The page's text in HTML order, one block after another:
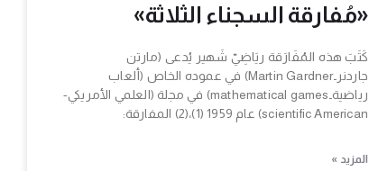
«مُفارقة السجناء الثلاثة»
كَتَبَ هذه المُفَارَقة ريَاضِيّ شَهير يُدعى (مارتن
جاردنرـMartin Gardner) في عموده الخاص (ألعاب
رياضيةـmathematical games) في مجلة (العلمي الأمريكي-
scientific American) عام 1959 (1)،(2) المفارقة:
المزيد »